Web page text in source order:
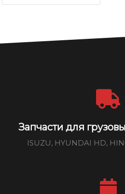
Запчасти для
ISUZU, HYUNDAI HD,